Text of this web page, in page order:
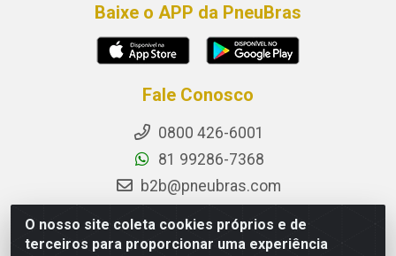
O nosso site coleta cookies próprios e de
terceiros para proporcionar uma experiência
Baixe o APP da PneuBras
Fale Conosco
0800 426-6001
81 99286-7368
b2b@pneubras.com
Instagram